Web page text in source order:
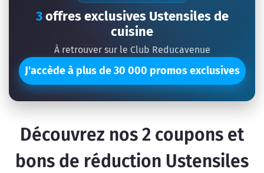
3offres exclusives Ustensiles de
cuisine
À retrouver sur le Club Reducavenue
J'accède à plus de 30 000 promos exclusives
Découvrez nos2 coupons et
bons de réduction Ustensiles